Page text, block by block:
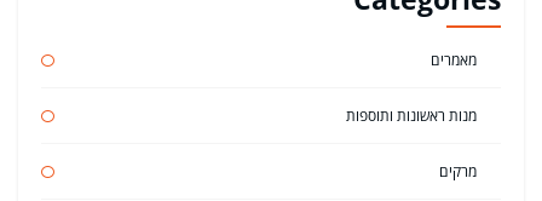
מאמרים
מנות ראשונות ותוספות
מרקים